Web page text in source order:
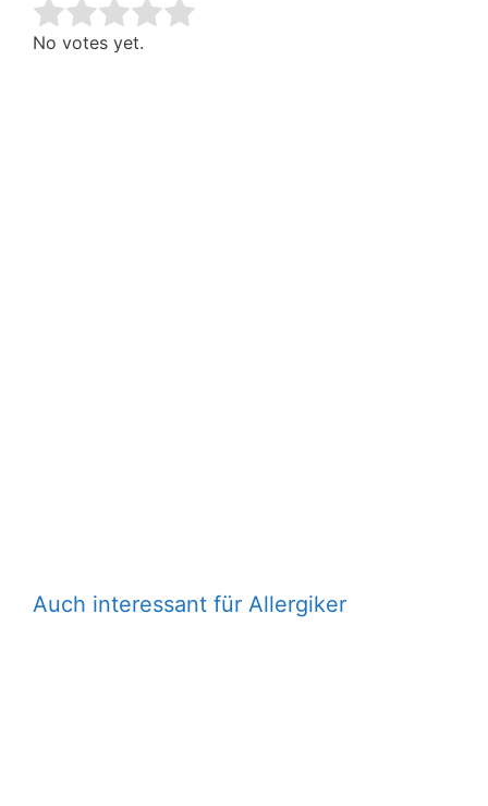
Rate this item:
No votes yet.
Auch interessant für Allergiker